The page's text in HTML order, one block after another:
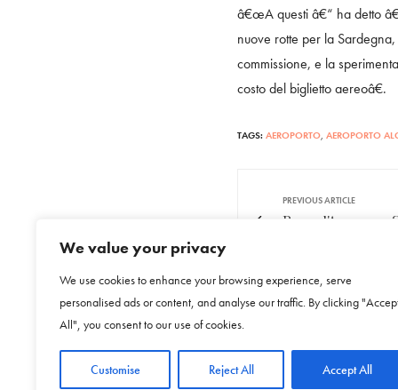
We value your privacy
We use cookies to enhance your browsing experience, serve
personalised ads or content, and analyse our traffic. By clicking
All", you consent to our use of cookies.
Customise Reject All Accept All
â€œA questi â€“ ha detto
nuove rotte per la
commissione, e la
costo del biglietto aereoâ€.
TAGS: AEROPORTO, AEROPORTO
PREVIOUS ARTICLE
Roma,
NO COMMENTS YET